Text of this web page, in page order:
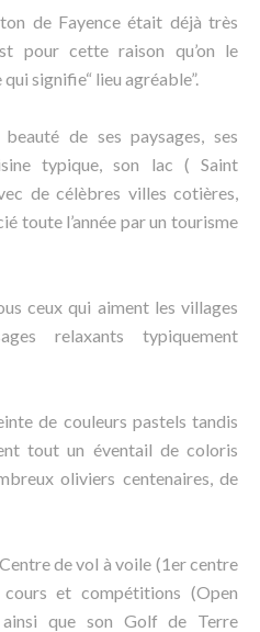
de Fayence était déjà très
pour cette raison qu’on le
signifie“ lieu agréable”.
de ses paysages, ses
typique, son lac ( Saint
de célèbres villes cotières,
toute l’année par un tourisme
ceux qui aiment les villages
relaxants typiquement
de couleurs pastels tandis
tout un éventail de coloris
oliviers centenaires, de
de vol à voile (1er centre
et compétitions (Open
ainsi que son Golf de Terre